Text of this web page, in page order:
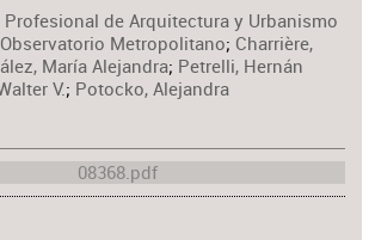
Profesional de Arquitectura y Urbanismo
Metropolitano; Charrière,
María Alejandra; Petrelli, Hernán
V.; Potocko, Alejandra